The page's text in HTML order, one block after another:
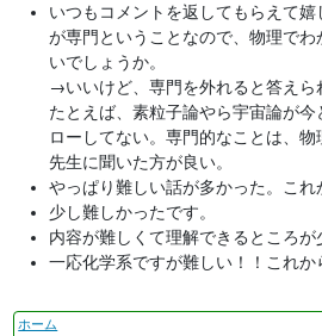
いつもコメントを返してもらえて
が専門ということなので、物理で
いでしょうか。
→いいけど、専門を外れると答えら
たとえば、素粒子論やら宇宙論が
ローしてない。専門的なことは、
先生に聞いた方が良い。
やっぱり難しい話が多かった。これ
少し難しかったです。
内容が難しくて理解できるところが
一応化学系ですが難しい！！これか
ナ
ホーム